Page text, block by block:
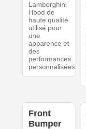
Lamborghini
Hood de
haute qualité
utilisé pour
une
apparence et
des
performances
personnalisées.
Front
Bumper